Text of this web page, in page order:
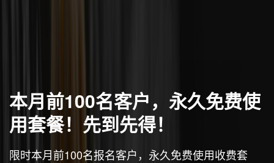
本月前100名客户，永久免费使
用套餐！先到先得！
限时本月前100名报名客户，永久免费使用收费套